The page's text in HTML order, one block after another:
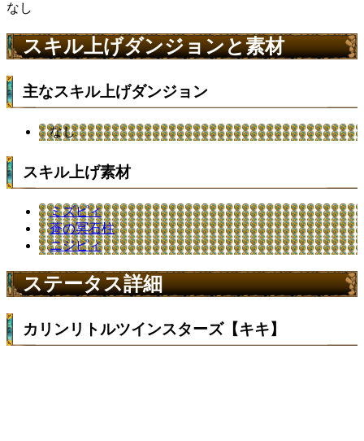
なし
スキル上げダンジョンと素材
主なスキル上げダンジョン
なし
スキル上げ素材
ミズピィ
蒼の冥石柱
ニジピィ
ステータス詳細
カリンリトルツインスターズ【キキ】